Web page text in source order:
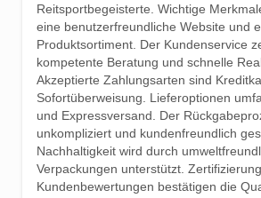
Reitsportbegeisterte. Wichtige
eine benutzerfreundliche Website und
Produktsortiment. Der Kundenservice
kompetente Beratung und schnelle
Akzeptierte Zahlungsarten sind
Sofortüberweisung. Lieferoptionen
und Expressversand. Der
unkompliziert und kundenfreundlich
Nachhaltigkeit wird durch
Verpackungen unterstützt.
Kundenbewertungen bestätigen die